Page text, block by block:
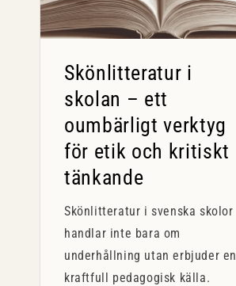
Skönlitteratur i
skolan – ett
oumbärligt verktyg
för etik och kritiskt
tänkande
Skönlitteratur i svenska skolor
handlar inte bara om
underhållning utan erbjuder en
kraftfull pedagogisk källa.